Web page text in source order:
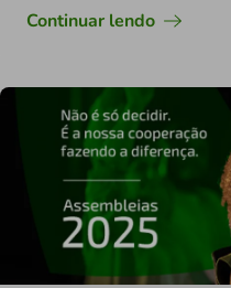
Continuar lendo